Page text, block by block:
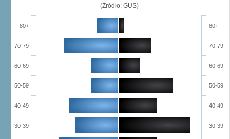
(Źródło: GUS)
30-39
40-49
50-59
60-69
70-79
80+
30-39
40-49
50-59
60-69
70-79
80+